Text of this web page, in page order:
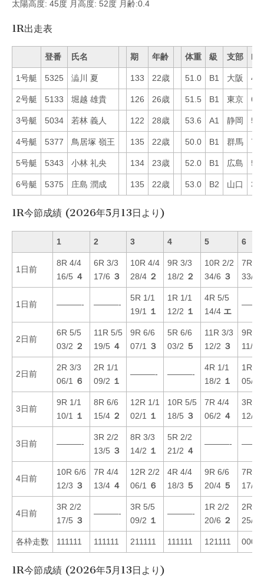
太陽高度: 45度 月高度: 52度 月齢:0.4
1R出走表
登番 氏名 期 年齢 体重 級 支部 Mo
1号艇 5325 澁川 夏 133 22歳 51.0 B1 大阪 41
2号艇 5133 堀越 雄貴 126 26歳 51.5 B1 東京 69
3号艇 5034 若林 義人 122 28歳 53.6 A1 静岡 59
4号艇 5377 鳥居塚 嶺王 135 22歳 50.0 B1 群馬 73
5号艇 5343 小林 礼央 134 23歳 52.0 B1 広島 56
6号艇 5375 庄島 潤成 135 22歳 53.0 B2 山口 32
1R今節成績 (2026年5月13日より)
1 2 3 4 5 6
1日前
8R 4/4
16/5 ４
6R 3/3
17/6 ３
10R 4/4
28/4 ２
9R 3/3
18/2 ２
10R 2/2
34/6 ３
7R 4/
33/6
1日前 ———- ———-
5R 1/1
19/1
１
1R 1/1
12/2 １
4R 5/5
14/4 エ
2日前
6R 5/5
03/2 ２
11R 5/5
19/5 ４
9R 6/6
07/1
３
5R 6/6
03/2 ５
11R 3/3
12/2 ３
9R 5/
11/2
2日前
2R 3/3
06/1
６
2R 1/1
09/2 １
———- ———-
4R 1/1
18/2 １
1R 4/
05/2
3日前
9R 1/1
10/1
１
8R 6/6
15/4 ２
12R 1/1
02/1
１
10R 5/5
18/5 ３
7R 4/4
06/2 ４
3R 5/
12/3
3日前 ———-
3R 2/2
13/5 ３
8R 3/3
14/2 １
5R 2/2
21/2 ４
———-
4日前
10R 6/6
12/3 ３
7R 4/4
13/4 ４
12R 2/2
06/1
６
4R 4/4
18/3 ５
9R 6/6
20/4 ５
7R 6/
17/6
4日前
3R 2/2
17/5 ３
———-
3R 5/5
09/2 １
———-
1R 2/2
20/6 ２
2R 4/
25/6
各枠走数 111111 111111 211111 111111 121111
1R今節成績 (2026年5月13日より)